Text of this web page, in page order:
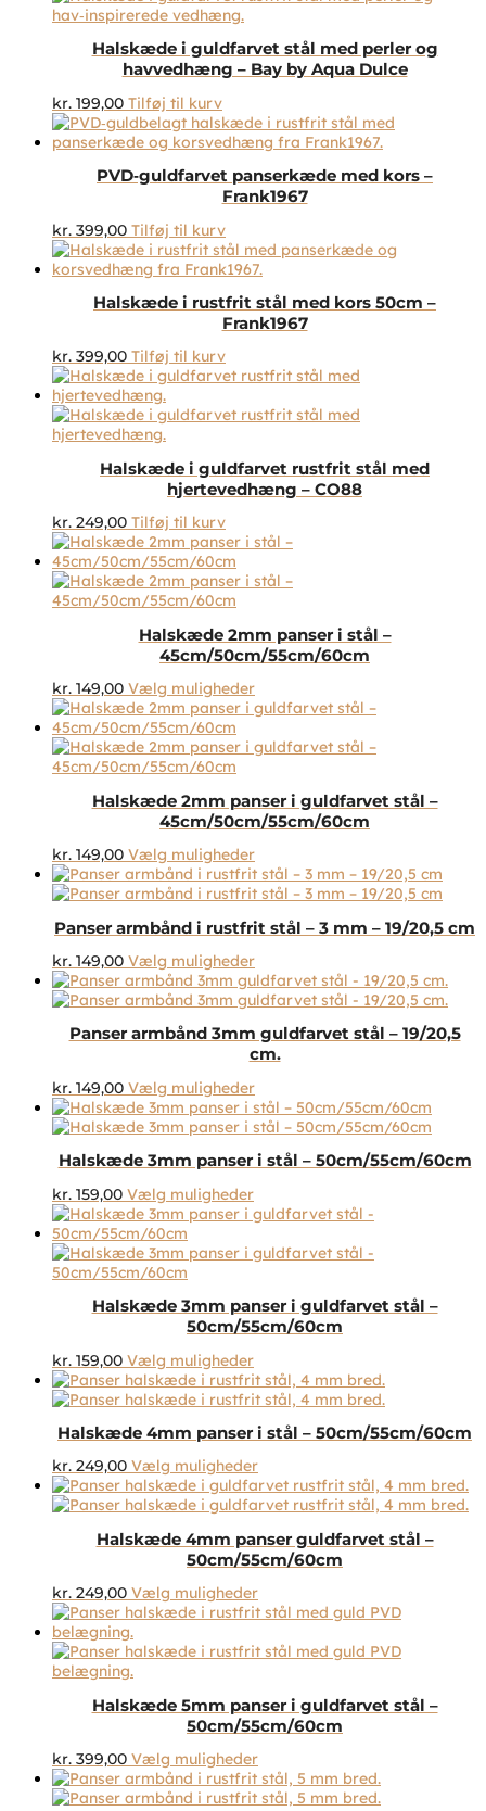
Halskæde i guldfarvet stål med perler og
havvedhæng – Bay by Aqua Dulce
kr. 199,00 Tilføj til kurv
PVD‑guldfarvet panserkæde med kors –
Frank1967
kr. 399,00 Tilføj til kurv
Halskæde i rustfrit stål med kors 50cm –
Frank1967
kr. 399,00 Tilføj til kurv
Halskæde i guldfarvet rustfrit stål med
hjertevedhæng – CO88
kr. 249,00 Tilføj til kurv
Halskæde 2mm panser i stål –
45cm/50cm/55cm/60cm
kr. 149,00 Vælg mulighederDette
vare
flere
kan
vælges
varesiden
Halskæde 2mm panser i guldfarvet stål –
45cm/50cm/55cm/60cm
kr. 149,00 Vælg mulighederDette
vare
har
varianter.
kan
vælges
på
varesiden
Panser armbånd i rustfrit stål – 3 mm – 19/20,5 cm
kr. 149,00 Vælg mulighederDette
vare
har
varianter.
Mulighederne
vælges
på
varesiden
Panser armbånd 3mm guldfarvet stål – 19/20,5
cm.
kr. 149,00 Vælg mulighederDette
vare
har
varianter.
kan
vælges
på
varesiden
Halskæde 3mm panser i stål – 50cm/55cm/60cm
kr. 159,00 Vælg mulighederDette
vare
flere
kan
vælges
varesiden
Halskæde 3mm panser i guldfarvet stål –
50cm/55cm/60cm
kr. 159,00 Vælg mulighederDette
vare
har
varianter.
kan
vælges
på
varesiden
Halskæde 4mm panser i stål – 50cm/55cm/60cm
kr. 249,00 Vælg mulighederDette
vare
har
varianter.
Mulighederne
vælges
på
varesiden
Halskæde 4mm panser guldfarvet stål –
50cm/55cm/60cm
kr. 249,00 Vælg mulighederDette
vare
flere
kan
vælges
varesiden
Halskæde 5mm panser i guldfarvet stål –
50cm/55cm/60cm
kr. 399,00 Vælg mulighederDette
vare
har